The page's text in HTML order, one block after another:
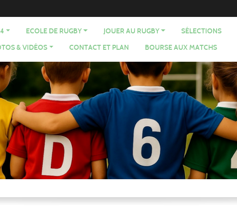
ECOLE DE RUGBY JOUER AU RUGBY SÉLECTIONS
& VIDÉOS CONTACT ET PLAN BOURSE AUX MATCHS